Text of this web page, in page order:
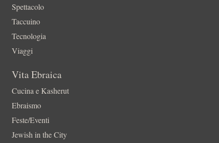
Spettacolo
Taccuino
Tecnologia
Viaggi
Vita Ebraica
Cucina e Kasherut
Ebraismo
Feste/Eventi
Jewish in the City